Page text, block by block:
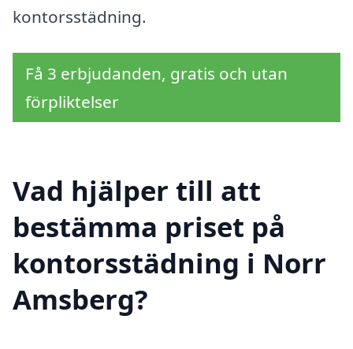
kontorsstädning.
Få 3 erbjudanden, gratis och utan
förpliktelser
Vad hjälper till att
bestämma priset på
kontorsstädning i Norr
Amsberg?